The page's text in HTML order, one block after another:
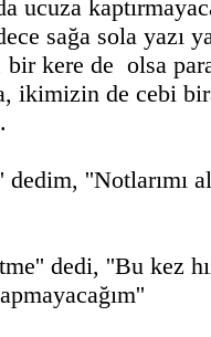
ucuza
sağa sola yazı
bir kere de olsa
ikimizin de cebi
dedim, ''Notlarımı
dedi, ''Bu kez